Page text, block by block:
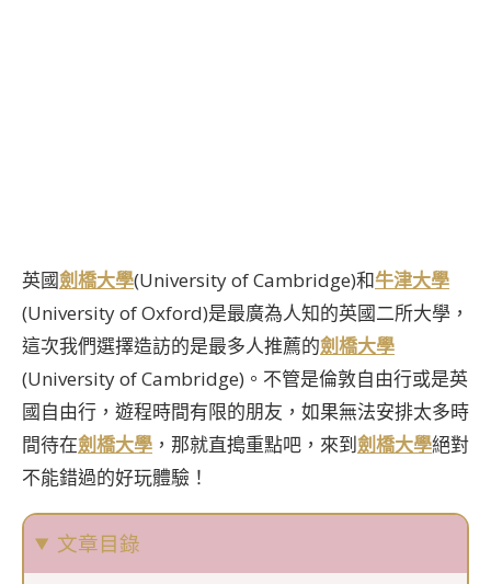
英國劍橋大學(University of Cambridge)和牛津大學
(University of Oxford)是最廣為人知的英國二所大學，
這次我們選擇造訪的是最多人推薦的劍橋大學
(University of Cambridge)。不管是倫敦自由行或是英
國自由行，遊程時間有限的朋友，如果無法安排太多時
間待在劍橋大學 ，那就直搗重點吧，來到劍橋大學絕對
不能錯過的好玩體驗！
文章目錄